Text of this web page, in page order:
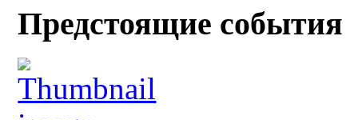
Предстоящие события